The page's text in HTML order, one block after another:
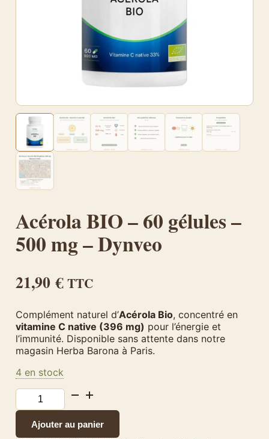
Acérola BIO – 60 gélules –
500 mg – Dynveo
21,90€TTC
Complément naturel d’Acérola Bio, concentré en
vitamine C native (396 mg) pour l’énergie et
l’immunité. Disponible sans attente dans notre
magasin Herba Barona à Paris.
4 en stock
quantité
de
Ajouter au panier